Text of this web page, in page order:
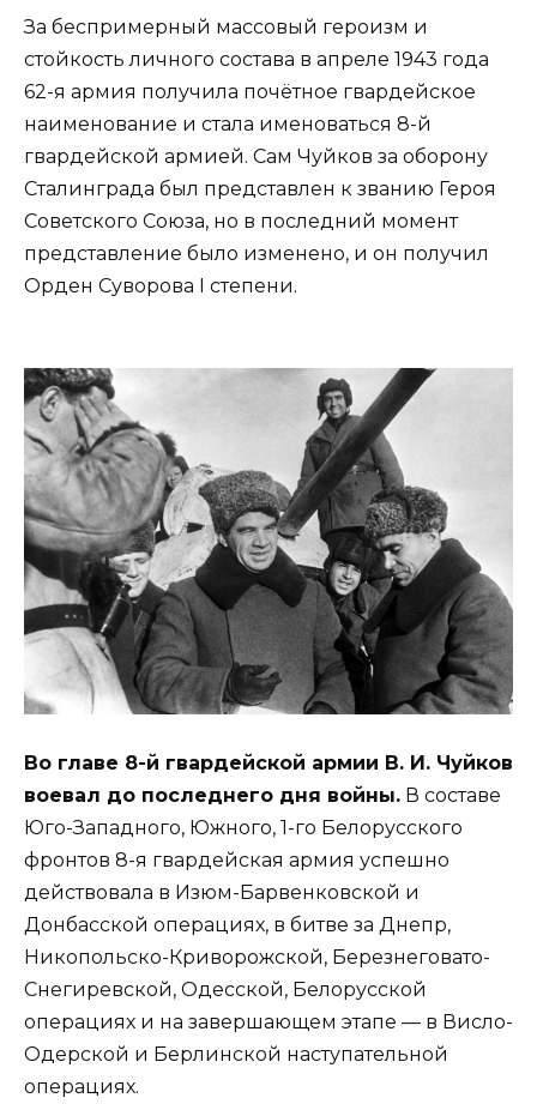
За беспримерный массовый героизм и
стойкость личного состава в апреле 1943 года
62-я армия получила почётное гвардейское
наименование и стала именоваться 8-й
гвардейской армией. Сам Чуйков за оборону
Сталинграда был представлен к званию Героя
Советского Союза, но в последний момент
представление было изменено, и он получил
Орден Суворова I степени.
Во главе 8-й гвардейской армии В. И. Чуйков
воевал до последнего дня войны. В составе
Юго-Западного, Южного, 1-го Белорусского
фронтов 8-я гвардейская армия успешно
действовала в Изюм-Барвенковской и
Донбасской операциях, в битве за Днепр,
Никопольско-Криворожской, Березнеговато-
Снегиревской, Одесской, Белорусской
операциях и на завершающем этапе — в Висло-
Одерской и Берлинской наступательной
операциях.